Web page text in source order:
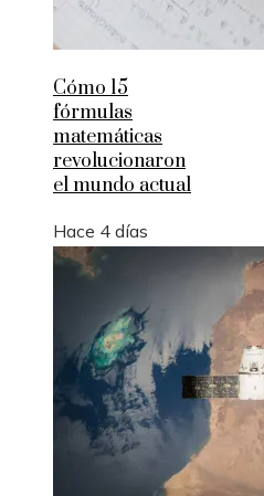
Cómo 15
fórmulas
matemáticas
revolucionaron
el mundo actual
Hace 4 días